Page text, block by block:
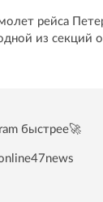
рейса
из секций
быстрее🚀